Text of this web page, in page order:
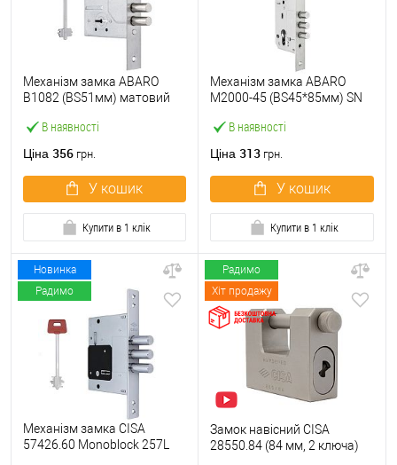
В наявності
Механізм замка ABARO
B1082 (BS51мм) матовий
Ціна 356 грн.
У кошик
Купити в 1 клік
В наявності
Механізм замка ABARO
M2000-45 (BS45*85мм) SN
Ціна 313 грн.
У кошик
Купити в 1 клік
Новинка
Радимо
Механізм замка CISA
57426.60 Monoblock 257L
Радимо
Хіт продажу
Замок навісний CISA
28550.84 (84 мм, 2 ключа)